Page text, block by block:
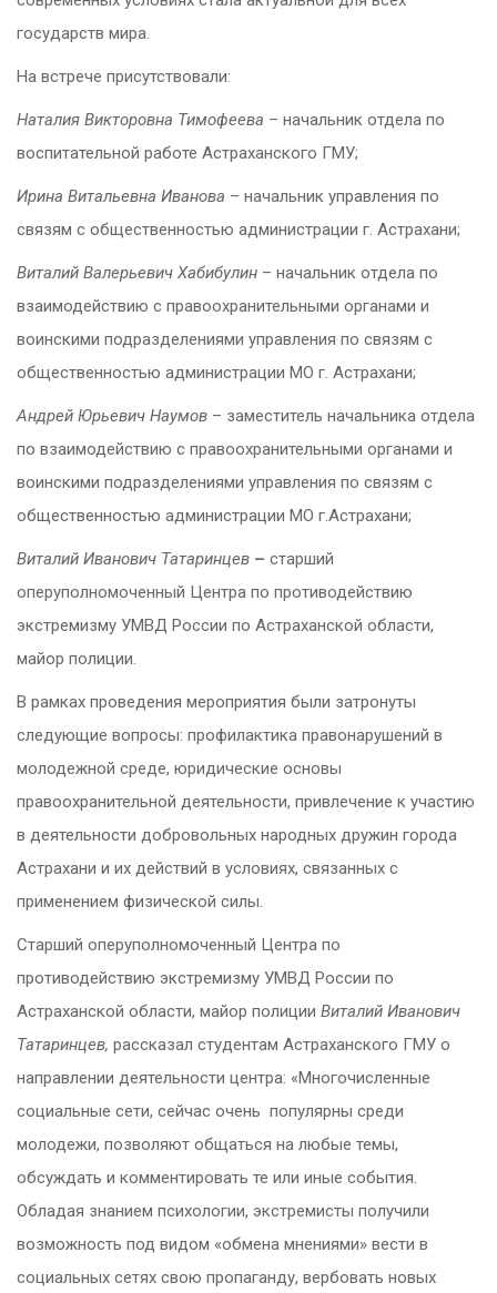
государств мира.
На встрече присутствовали:
Наталия Викторовна Тимофеева – начальник отдела по
воспитательной работе Астраханского ГМУ;
Ирина Витальевна Иванова – начальник управления по
связям с общественностью администрации г. Астрахани;
Виталий Валерьевич Хабибулин – начальник отдела по
взаимодействию с правоохранительными органами и
воинскими подразделениями управления по связям с
общественностью администрации МО г. Астрахани;
Андрей Юрьевич Наумов – заместитель начальника отдела
по взаимодействию с правоохранительными органами и
воинскими подразделениями управления по связям с
общественностью администрации МО г.Астрахани;
Виталий Иванович Татаринцев – старший
оперуполномоченный Центра по противодействию
экстремизму УМВД России по Астраханской области,
майор полиции.
В рамках проведения мероприятия были затронуты
следующие вопросы: профилактика правонарушений в
молодежной среде, юридические основы
правоохранительной деятельности, привлечение к участию
в деятельности добровольных народных дружин города
Астрахани и их действий в условиях, связанных с
применением физической силы.
Старший оперуполномоченный Центра по
противодействию экстремизму УМВД России по
Астраханской области, майор полиции Виталий Иванович
Татаринцев, рассказал студентам Астраханского ГМУ о
направлении деятельности центра: «Многочисленные
социальные сети, сейчас очень популярны среди
молодежи, позволяют общаться на любые темы,
обсуждать и комментировать те или иные события.
Обладая знанием психологии, экстремисты получили
возможность под видом «обмена мнениями» вести в
социальных сетях свою пропаганду, вербовать новых